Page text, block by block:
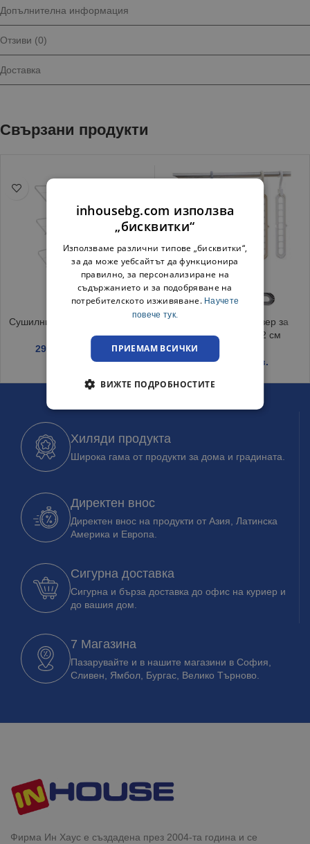
Допълнителна информация
Отзиви (0)
Доставка
Свързани продукти
Сушилник за дрехи Хармония
29.15 / 57.00 лв.
Закачалка органайзер за
гардероб 33.5×5.2 см
1.19€ / 2.33 лв.
Хиляди продукта
Широка гама от продукти за дома и градината.
Директен внос
Директен внос на продукти от Азия, Латинска
Америка и Европа.
Сигурна доставка
Сигурна и бърза доставка до офис на куриер и
до вашия дом.
7 Магазина
Пазарувайте и в нашите магазини в София,
Сливен, Ямбол, Бургас, Велико Търново.
Фирма Ин Хаус е създадена през 2004-та година и се
inhousebg.com използва
„бисквитки“
Използваме различни типове „бисквитки“,
за да може уебсайтът да функционира
правилно, за персонализиране на
съдържанието и за подобряване на
потребителското изживяване. Научете
повече тук.
ПРИЕМАМ ВСИЧКИ
ВИЖТЕ ПОДРОБНОСТИТЕ